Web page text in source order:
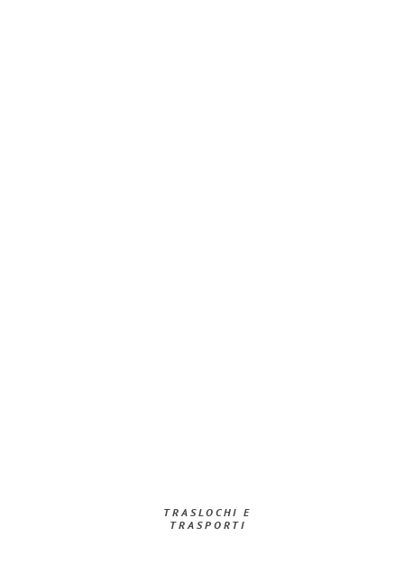
TRASLOCHI E
TRASPORTI​